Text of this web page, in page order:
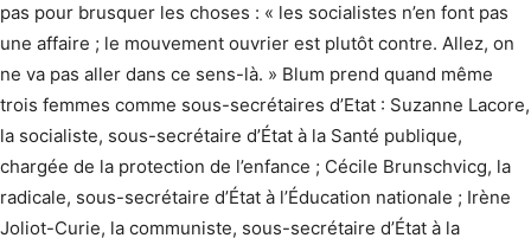
pas pour brusquer les choses : « les socialistes n’en font pas
une affaire ; le mouvement ouvrier est plutôt contre. Allez, on
ne va pas aller dans ce sens-là. » Blum prend quand même
trois femmes comme sous-secrétaires d’Etat : Suzanne Lacore,
la socialiste, sous-secrétaire d’État à la Santé publique,
chargée de la protection de l’enfance ; Cécile Brunschvicg, la
radicale, sous-secrétaire d’État à l’Éducation nationale ; Irène
Joliot-Curie, la communiste, sous-secrétaire d’État à la